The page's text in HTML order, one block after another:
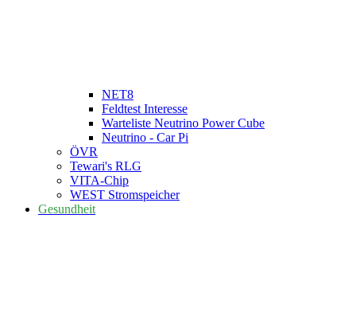
NET8
Feldtest Interesse
Warteliste Neutrino Power Cube
Neutrino - Car Pi
ÖVR
Tewari's RLG
VITA-Chip
WEST Stromspeicher
Gesundheit